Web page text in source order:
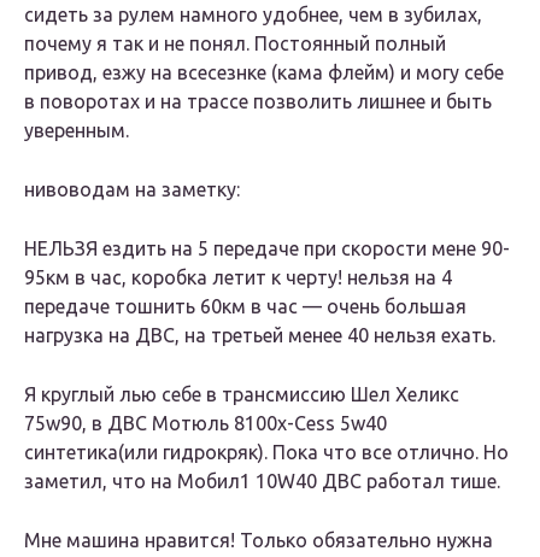
сидеть за рулем намного удобнее, чем в зубилах,
почему я так и не понял. Постоянный полный
привод, езжу на всесезнке (кама флейм) и могу себе
в поворотах и на трассе позволить лишнее и быть
уверенным.
нивоводам на заметку:
НЕЛЬЗЯ ездить на 5 передаче при скорости мене 90-
95км в час, коробка летит к черту! нельзя на 4
передаче тошнить 60км в час — очень большая
нагрузка на ДВС, на третьей менее 40 нельзя ехать.
Я круглый лью себе в трансмиссию Шел Хеликс
75w90, в ДВС Мотюль 8100x-Cess 5w40
синтетика(или гидрокряк). Пока что все отлично. Но
заметил, что на Мобил1 10W40 ДВС работал тише.
Мне машина нравится! Только обязательно нужна